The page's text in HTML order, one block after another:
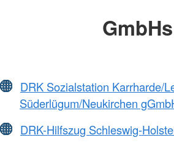
GmbHs
DRK Sozialstation Karrharde/
Süderlügum/Neukirchen
DRK-Hilfszug Schleswig-